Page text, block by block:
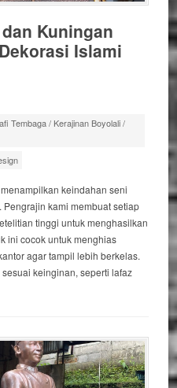
Kuningan
Islami
Tembaga/ Kerajinan Boyolali/
keindahan seni
kami membuat setiap
tinggi untuk menghasilkan
ini cocok untuk menghias
agar tampil lebih berkelas.
keinginan, seperti lafaz